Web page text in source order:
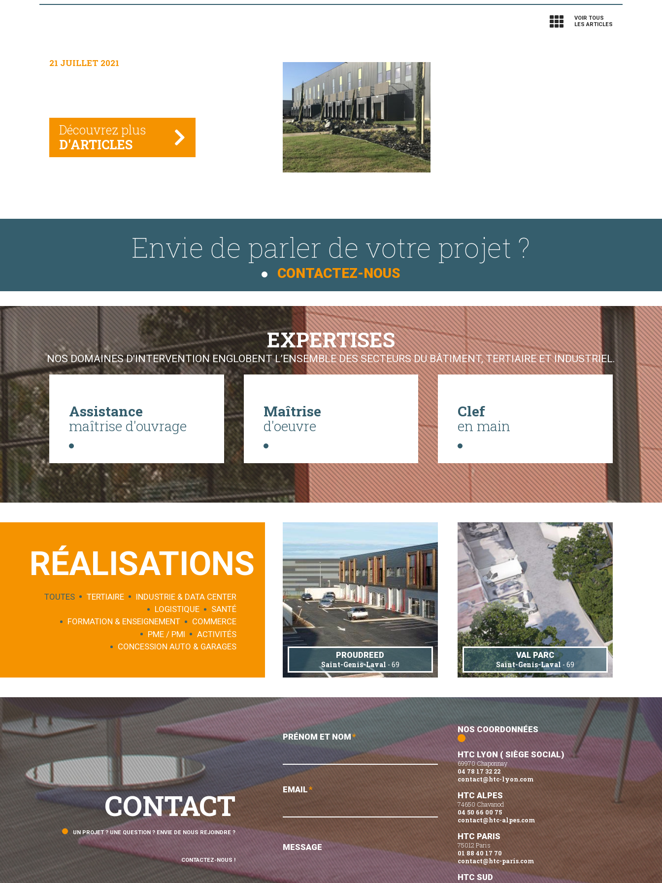
VOIR TOUS
LES ARTICLES
21 JUILLET 2021
Découvrez plus
D'ARTICLES
Envie de parler de votre projet ?
CONTACTEZ-NOUS
EXPERTISES
NOS DOMAINES D'INTERVENTION ENGLOBENT L’ENSEMBLE DES SECTEURS DU BÂTIMENT, TERTIAIRE ET INDUSTRIEL.
Assistance
maîtrise d'ouvrage
Maîtrise
d'oeuvre
Clef
en main
RÉALISATIONS
TOUTES TERTIAIRE
INDUSTRIE & DATA CENTER
LOGISTIQUE
SANTÉ
FORMATION & ENSEIGNEMENT
COMMERCE
PME / PMI
ACTIVITÉS
CONCESSION AUTO & GARAGES
PROUDREED
Saint-Genis-Laval - 69
VAL PARC
Saint-Genis-Laval - 69
CONTACT
UN PROJET ? UNE QUESTION ? ENVIE DE NOUS REJOINDRE ?
CONTACTEZ-NOUS !
PRÉNOM ET NOM*
EMAIL*
MESSAGE
NOS COORDONNÉES
HTC LYON ( SIÈGE SOCIAL)
69970 Chaponnay
04 78 17 32 22
contact@htc-lyon.com
HTC ALPES
74650 Chavanod
04 50 66 00 75
contact@htc-alpes.com
HTC PARIS
75012 Paris
01 88 40 17 70
contact@htc-paris.com
HTC SUD